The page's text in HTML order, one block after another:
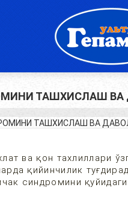
ТАШХИСЛАШ
ва қон тахлиллари
қийинчилик
синдромини